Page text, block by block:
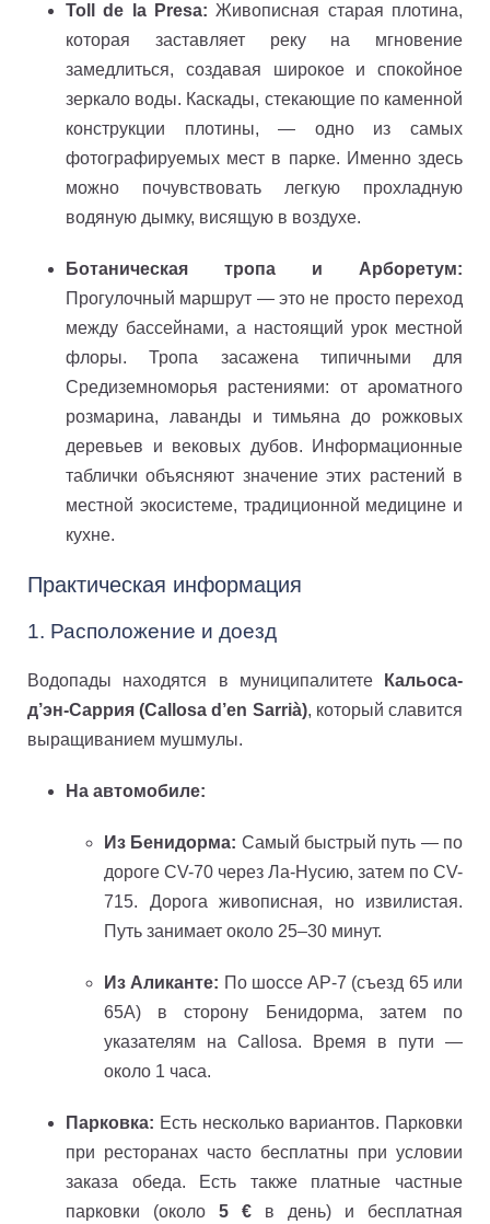
Toll de la Presa: Живописная старая плотина,
которая заставляет реку на мгновение
замедлиться, создавая широкое и спокойное
зеркало воды. Каскады, стекающие по каменной
конструкции плотины, — одно из самых
фотографируемых мест в парке. Именно здесь
можно почувствовать легкую прохладную
водяную дымку, висящую в воздухе.
Ботаническая тропа и Арборетум:
Прогулочный маршрут — это не просто переход
между бассейнами, а настоящий урок местной
флоры. Тропа засажена типичными для
Средиземноморья растениями: от ароматного
розмарина, лаванды и тимьяна до рожковых
деревьев и вековых дубов. Информационные
таблички объясняют значение этих растений в
местной экосистеме, традиционной медицине и
кухне.
Практическая информация
1. Расположение и доезд
Водопады находятся в муниципалитете
Кальоса-
д’эн-Саррия (Callosa d’en Sarrià), который славится
выращиванием мушмулы.
На автомобиле:
Из Бенидорма: Самый быстрый путь — по
дороге CV-70 через Ла-Нусию, затем по CV-
715. Дорога живописная, но извилистая.
Путь занимает около 25–30 минут.
Из Аликанте: По шоссе AP-7 (съезд 65 или
65A) в сторону Бенидорма, затем по
указателям на Callosa. Время в пути —
около 1 часа.
Парковка: Есть несколько вариантов. Парковки
при ресторанах часто бесплатны при условии
заказа обеда. Есть также платные частные
парковки (около 5 € в день) и бесплатная